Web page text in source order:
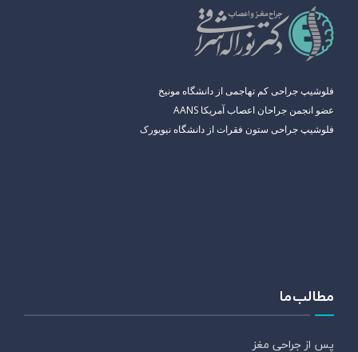
فلوشیپ جراحی کم تهاجمی از دانشگاه مونیخ
عضو انجمن جراحان اعصاب آمریکا AANS
فلوشیپ جراحی ستون فقرات از دانشگاه نیویورک
مطالب ما
پس از جراحی مغز